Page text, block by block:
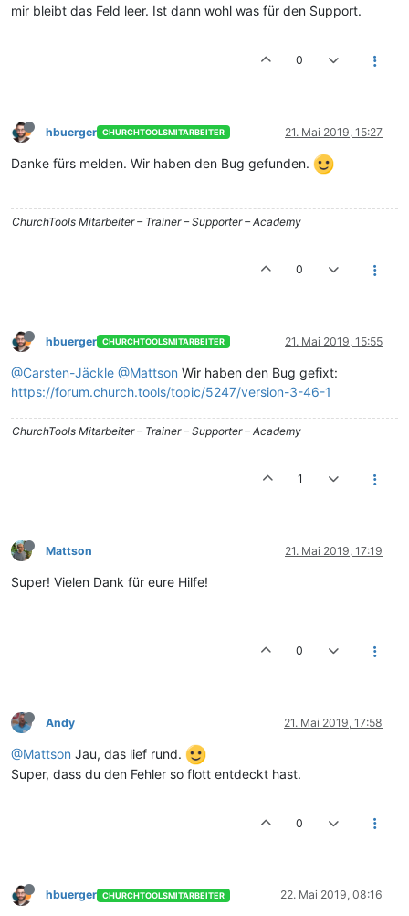
mir bleibt das Feld leer. Ist dann wohl was für den Support.
0
hbuerger CHURCHTOOLSMITARBEITER 21. Mai 2019, 15:27
Danke fürs melden. Wir haben den Bug gefunden.
ChurchTools Mitarbeiter – Trainer – Supporter – Academy
0
hbuerger CHURCHTOOLSMITARBEITER 21. Mai 2019, 15:55
@Carsten-Jäckle @Mattson Wir haben den Bug gefixt:
https://forum.church.tools/topic/5247/version-3-46-1
ChurchTools Mitarbeiter – Trainer – Supporter – Academy
1
Mattson 21. Mai 2019, 17:19
Super! Vielen Dank für eure Hilfe!
0
Andy 21. Mai 2019, 17:58
@Mattson Jau, das lief rund.
Super, dass du den Fehler so flott entdeckt hast.
0
hbuerger CHURCHTOOLSMITARBEITER 22. Mai 2019, 08:16